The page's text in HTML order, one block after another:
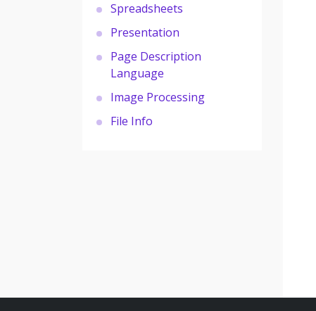
Spreadsheets
Presentation
Page Description
Language
Image Processing
File Info